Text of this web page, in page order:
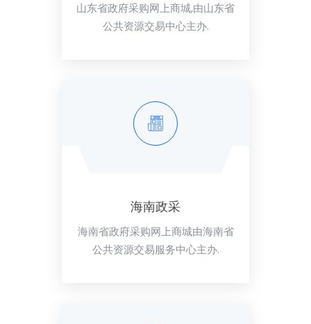
山东省政府采购网上商城,由山东省
公共资源交易中心主办.
海南政采
海南省政府采购网上商城由海南省
公共资源交易服务中心主办.